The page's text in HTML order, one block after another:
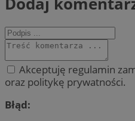
Akceptuję regulamin
oraz politykę prywatności.
Błąd: